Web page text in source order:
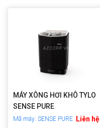
MÁY XÔNG HƠI KHÔ TYLO
SENSE PURE
Mã máy: SENSE PURE Liên hệ